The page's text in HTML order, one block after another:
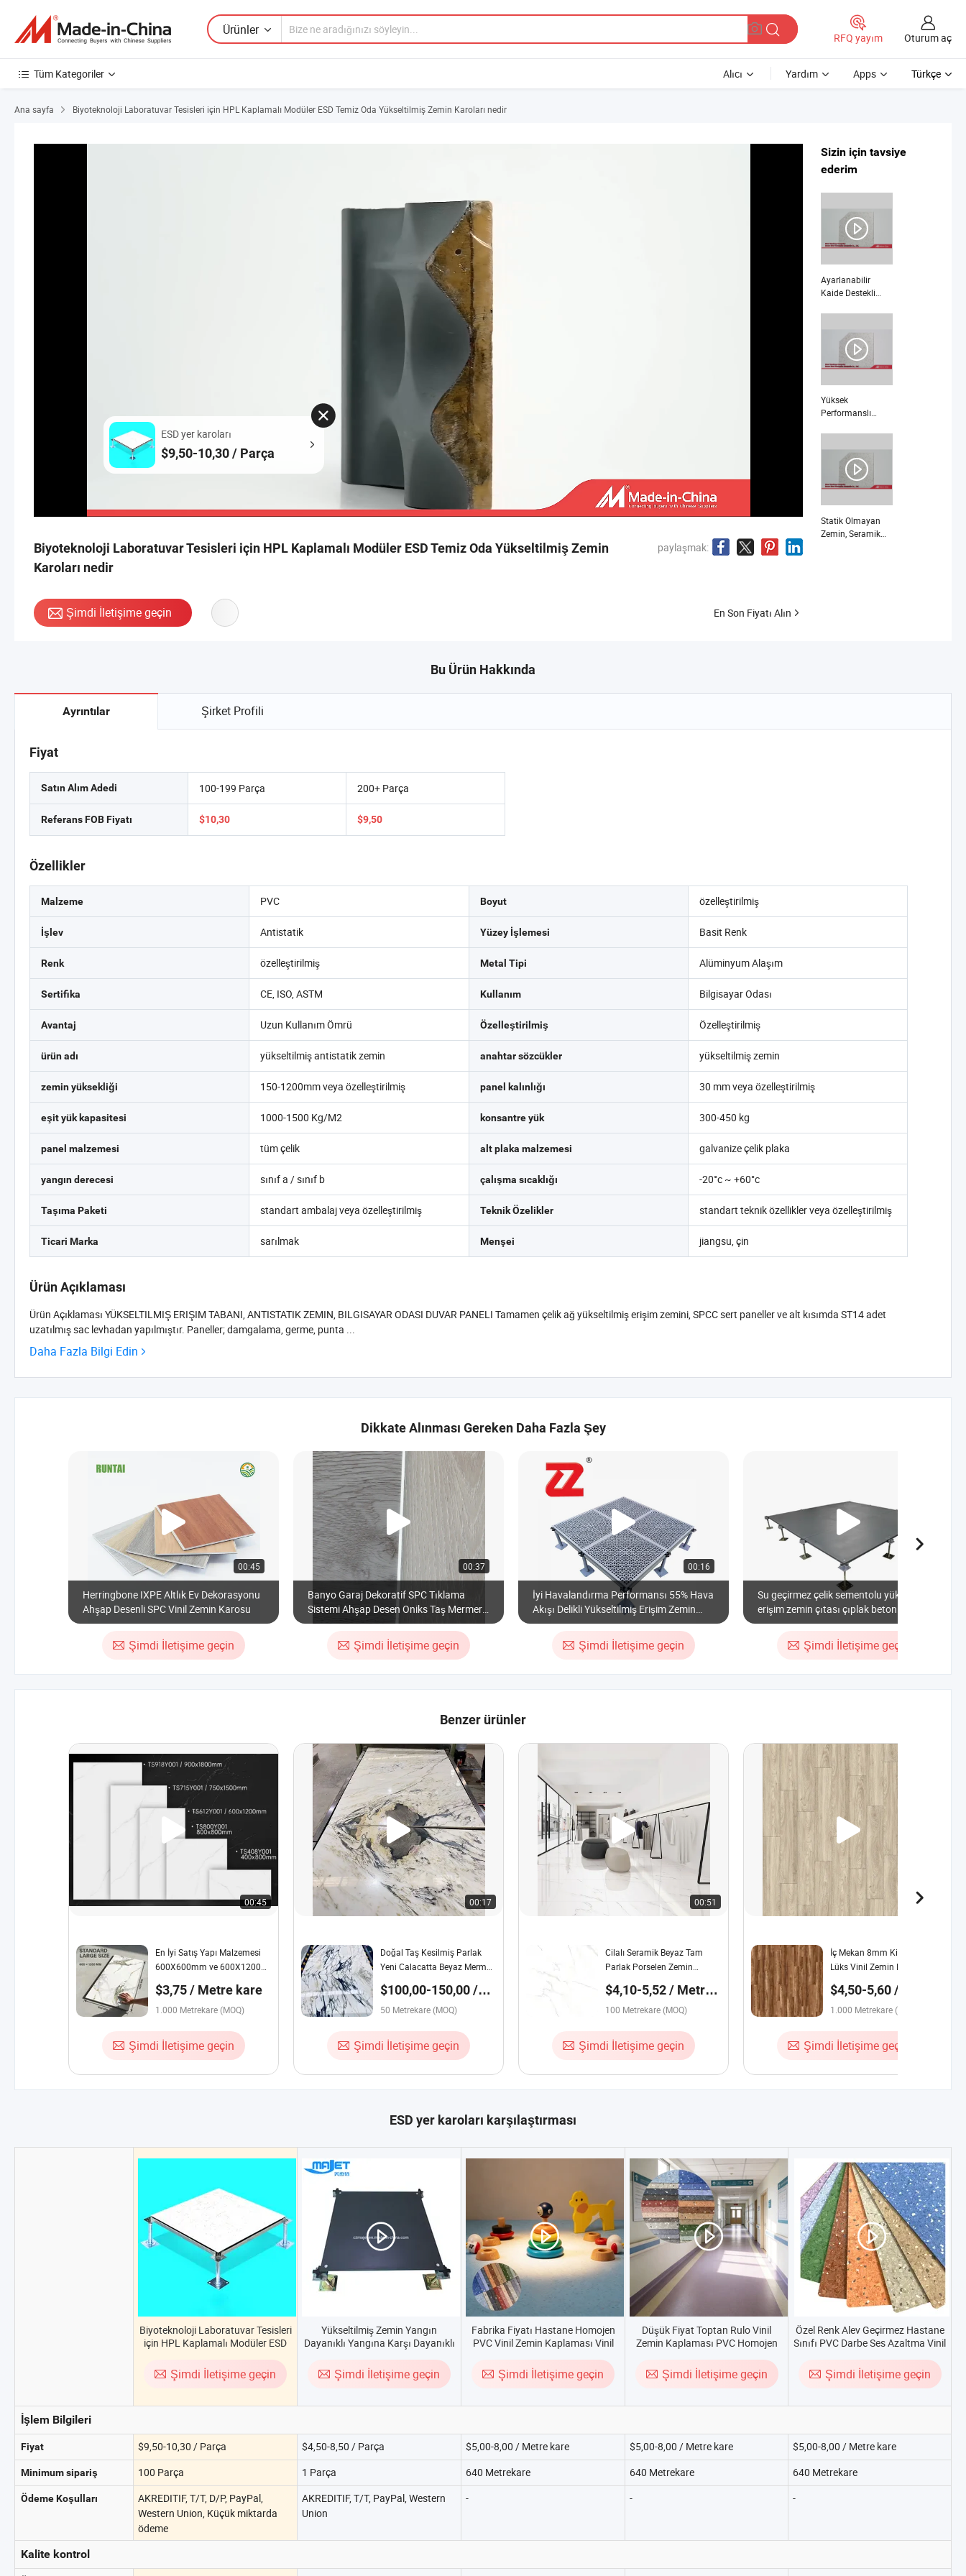
Ürünler
RFQ yayım Oturum aç
Tüm Kategoriler Alıcı Yardım Apps Türkçe
Ana sayfa Biyoteknoloji Laboratuvar Tesisleri için HPL Kaplamalı Modüler ESD Temiz Oda Yükseltilmiş Zemin Karoları nedir
ESD yer karoları
$9,50-10,30 / Parça
Sizin için tavsiye
ederim
Ayarlanabilir
Kaide Destekli
Sementolu Erişim
Zemin Sistemi
Televizyon Yayın
Merkezleri için
nedir
Yüksek
Performanslı
Erişim Zemin
Panelleri Hassas
Optik Alet Üretim
Atölyesi için nedir
Statik Olmayan
Zemin, Seramik
Biyoteknoloji Laboratuvar Tesisleri için HPL Kaplamalı Modüler ESD Temiz Oda Yükseltilmiş Zemin
Karoları nedir
paylaşmak:
Şimdi İletişime geçin En Son Fiyatı Alın
Bu Ürün Hakkında
Ayrıntılar Şirket Profili
Fiyat
Satın Alım Adedi
Referans FOB Fiyatı
100-199 Parça
$10,30
200+ Parça
$9,50
Özellikler
Malzeme PVC Boyut özelleştirilmiş
İşlev Antistatik Yüzey İşlemesi Basit Renk
Renk özelleştirilmiş Metal Tipi Alüminyum Alaşım
Sertifika CE, ISO, ASTM Kullanım Bilgisayar Odası
Avantaj Uzun Kullanım Ömrü Özelleştirilmiş Özelleştirilmiş
ürün adı yükseltilmiş antistatik zemin anahtar sözcükler yükseltilmiş zemin
zemin yüksekliği 150-1200mm veya özelleştirilmiş panel kalınlığı 30 mm veya özelleştirilmiş
eşit yük kapasitesi 1000-1500 Kg/M2 konsantre yük 300-450 kg
panel malzemesi tüm çelik alt plaka malzemesi galvanize çelik plaka
yangın derecesi sınıf a / sınıf b çalışma sıcaklığı -20°c ~ +60°c
Taşıma Paketi standart ambalaj veya özelleştirilmiş Teknik Özelikler standart teknik özellikler veya özelleştirilmiş
Ticari Marka sarılmak Menşei jiangsu, çin
Ürün Açıklaması
Ürün Açıklaması YÜKSELTILMIŞ ERIŞIM TABANI, ANTISTATIK ZEMIN, BILGISAYAR ODASI DUVAR PANELI Tamamen çelik ağ yükseltilmiş erişim zemini, SPCC sert paneller ve alt kısımda ST14 adet
uzatılmış sac levhadan yapılmıştır. Paneller; damgalama, germe, punta ...
Daha Fazla Bilgi Edin
Dikkate Alınması Gereken Daha Fazla Şey
00:45
Herringbone IXPE Altlık Ev Dekorasyonu
Ahşap Desenli SPC Vinil Zemin Karosu
Şimdi İletişime geçin
00:37
Banyo Garaj Dekoratif SPC Tıklama
Sistemi Ahşap Desen Oniks Taş Mermer
Deseni Vinil Zemin Karosu
Şimdi İletişime geçin
00:16
İyi Havalandırma Performansı 55% Hava
Akışı Delikli Yükseltilmiş Erişim Zemin
Karosu Tıbbi
Şimdi İletişime geçin
Su geçirmez çelik sementolu yükseltilmiş
erişim zemin çıtası çıplak beton panel
döşeme karoları
Şimdi İletişime geçin
Benzer ürünler
00:45
En İyi Satış Yapı Malzemesi
600X600mm ve 600X1200
Karosu ve Porselen Zemin
Karosu
$3,75 / Metre kare
1.000 Metrekare (MOQ)
Şimdi İletişime geçin
00:17
Doğal Taş Kesilmiş Parlak
Yeni Calacatta Beyaz Mermer
Duvar Karoları Levha Karoları
Zemin Karoları
$100,00-150,00 /
Metre kare
50 Metrekare (MOQ)
Şimdi İletişime geçin
00:51
Cilalı Seramik Beyaz Tam
Parlak Porselen Zemin
$4,10-5,52 / Metre
kare
100 Metrekare (MOQ)
Şimdi İletişime geçin
00:28
İç Mekan 8mm Kilitli PVC
Lüks Vinil Zemin Karoları
$4,50-5,60 / Metre
kare
1.000 Metrekare (MOQ)
Şimdi İletişime geçin
ESD yer karoları karşılaştırması
Biyoteknoloji Laboratuvar Tesisleri
için HPL Kaplamalı Modüler ESD
Karoları
Şimdi İletişime geçin
Yükseltilmiş Zemin Yangın
Dayanıklı Yangına Karşı Dayanıklı
Şimdi İletişime geçin
Fabrika Fiyatı Hastane Homojen
PVC Vinil Zemin Kaplaması Vinil
Şimdi İletişime geçin
Düşük Fiyat Toptan Rulo Vinil
Zemin Kaplaması PVC Homojen
Fiyatı
Şimdi İletişime geçin
Özel Renk Alev Geçirmez Hastane
Sınıfı PVC Darbe Ses Azaltma Vinil
Şimdi İletişime geçin
İşlem Bilgileri
Fiyat $9,50-10,30 / Parça $4,50-8,50 / Parça $5,00-8,00 / Metre kare $5,00-8,00 / Metre kare $5,00-8,00 / Metre kare
Minimum sipariş 100 Parça 1 Parça 640 Metrekare 640 Metrekare 640 Metrekare
Ödeme Koşulları
AKREDITIF, T/T, D/P, PayPal,
Western Union, Küçük miktarda
ödeme
AKREDITIF, T/T, PayPal, Western
Union
- - -
Kalite kontrol